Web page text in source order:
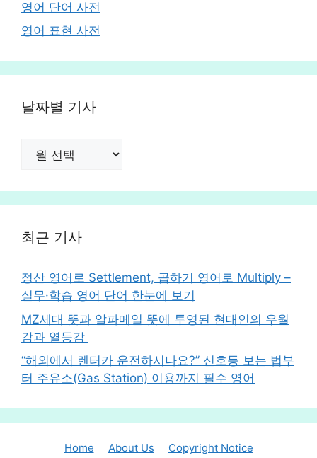
영어 단어 사전
영어 표현 사전
날짜별 기사
최근 기사
정산 영어로 Settlement, 곱하기 영어로 Multiply –
실무·학습 영어 단어 한눈에 보기
MZ세대 뜻과 알파메일 뜻에 투영된 현대인의 우월
감과 열등감
“해외에서 렌터카 운전하시나요?” 신호등 보는 법부
터 주유소(Gas Station) 이용까지 필수 영어
Home About Us Copyright Notice